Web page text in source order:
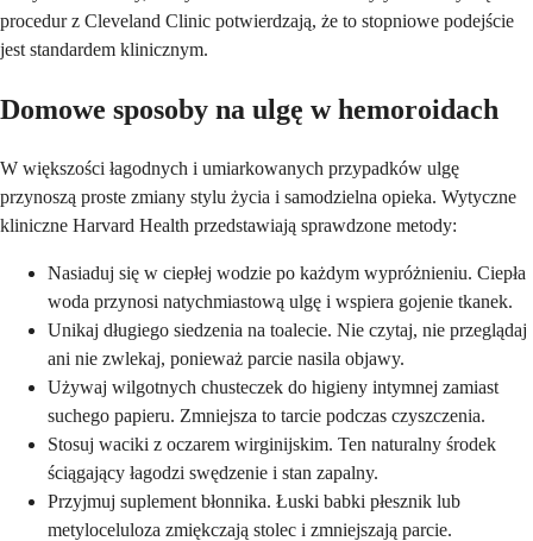
procedur z Cleveland Clinic potwierdzają, że to stopniowe podejście
jest standardem klinicznym.
Domowe sposoby na ulgę w hemoroidach
W większości łagodnych i umiarkowanych przypadków ulgę
przynoszą proste zmiany stylu życia i samodzielna opieka. Wytyczne
kliniczne Harvard Health przedstawiają sprawdzone metody:
Nasiaduj się w ciepłej wodzie po każdym wypróżnieniu. Ciepła
woda przynosi natychmiastową ulgę i wspiera gojenie tkanek.
Unikaj długiego siedzenia na toalecie. Nie czytaj, nie przeglądaj
ani nie zwlekaj, ponieważ parcie nasila objawy.
Używaj wilgotnych chusteczek do higieny intymnej zamiast
suchego papieru. Zmniejsza to tarcie podczas czyszczenia.
Stosuj waciki z oczarem wirginijskim. Ten naturalny środek
ściągający łagodzi swędzenie i stan zapalny.
Przyjmuj suplement błonnika. Łuski babki płesznik lub
metyloceluloza zmiękczają stolec i zmniejszają parcie.